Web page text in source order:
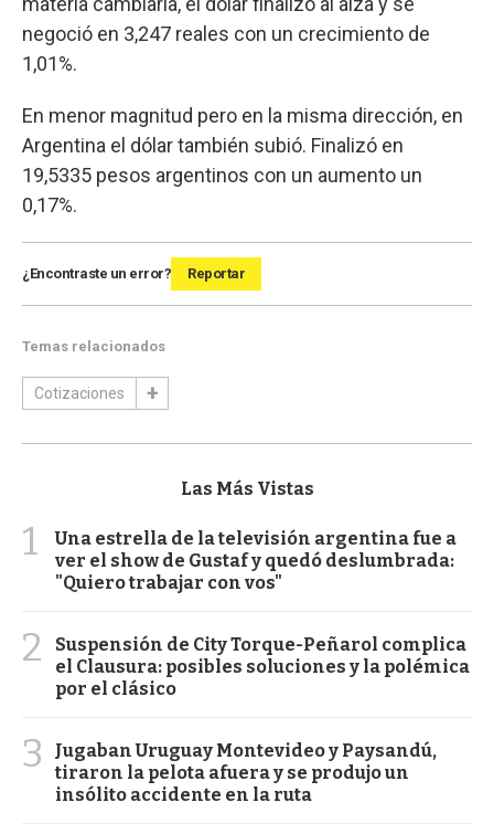
negoció en 3,247 reales con un crecimiento de
1,01%.
En menor magnitud pero en la misma dirección, en
Argentina el dólar también subió. Finalizó en
19,5335 pesos argentinos con un aumento un
0,17%.
¿Encontraste un error? Reportar
Temas relacionados
Cotizaciones
Las Más Vistas
1
Una estrella de la televisión argentina fue a
ver el show de Gustaf y quedó deslumbrada:
"Quiero trabajar con vos"
2
Suspensión de City Torque-Peñarol complica
el Clausura: posibles soluciones y la polémica
por el clásico
3
Jugaban Uruguay Montevideo y Paysandú,
tiraron la pelota afuera y se produjo un
insólito accidente en la ruta